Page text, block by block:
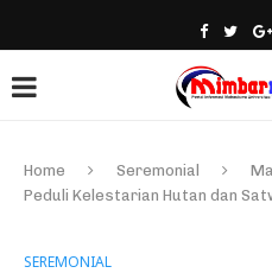
Home Seremonial
Peduli Kelestarian Hutan dan
SEREMONIAL